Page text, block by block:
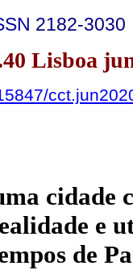
2182-3030
Lisboa
cidade
e
de